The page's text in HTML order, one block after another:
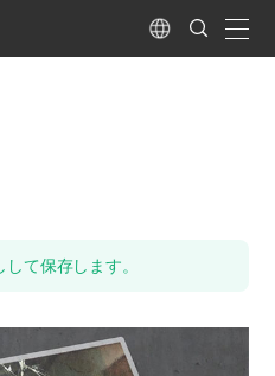
Language
Search
Submit
て保存します。